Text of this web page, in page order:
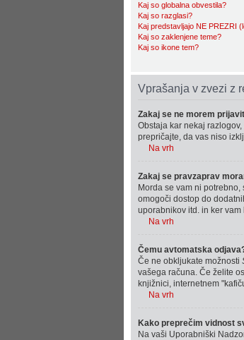
Kaj so globalna obvestila?
Kaj so razglasi?
Kaj predstavljajo NE PREZRI
Kaj so zaklenjene teme?
Kaj so ikone tem?
Vprašanja v zvezi z
Zakaj se ne morem
Obstaja kar nekaj
prepričajte, da vas niso
Na vrh
Zakaj se pravzaprav
Morda se vam ni
omogoči dostop do
uporabnikov itd. in ker
Na vrh
Čemu avtomatska
Če ne obkljukate možnosti
vašega računa. Če želite
knjižnici, internetnem
Na vrh
Kako preprečim vidnost
Na vaši Uporabniški